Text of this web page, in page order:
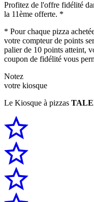
Profitez de l'offre fidélité
la 11ème offerte. *
* Pour chaque pizza
votre compteur de points
palier de 10 points atteint,
coupon de fidélité vous
Notez
votre kiosque
Le Kiosque à pizzas